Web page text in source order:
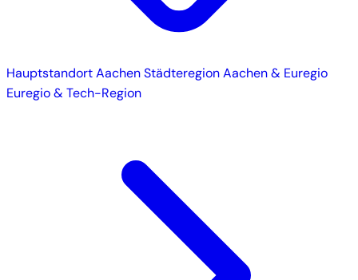
HauptstandortAachenStädteregion Aachen & Euregio
Euregio & Tech-Region